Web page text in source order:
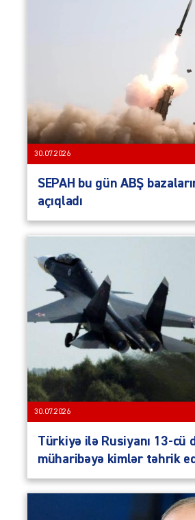
30.07.2026
SEPAH bu gün ABŞ
açıqladı
30.07.2026
Türkiyə ilə Rusiyanı 13-cü
müharibəyə kimlər təhrik